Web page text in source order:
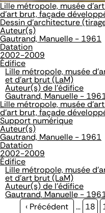
Lille métropole, musée
d'art brut, façade
Dessin d'architecture
Auteur(s)
Gautrand, Manuelle - 1961
Datation
2002-2009
Édifice
Lille métropole, musée
et d'art brut (LaM)
Auteur(s) de l'édifice
Gautrand, Manuelle -
Lille métropole, musée
d'art brut, façade
Support numérique
Auteur(s)
Gautrand, Manuelle - 1961
Datation
2002-2009
Édifice
Lille métropole, musée
et d'art brut (LaM)
Auteur(s) de l'édifice
Gautrand, Manuelle -
Page
‹ Précédent … Page
18